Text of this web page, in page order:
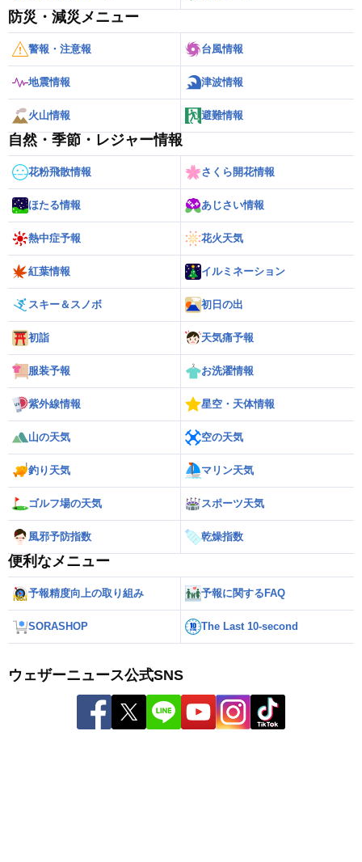
防災・減災メニュー
警報・注意報 台風情報
地震情報 津波情報
火山情報 避難情報
自然・季節・レジャー情報
花粉飛散情報 さくら開花情報
ほたる情報 あじさい情報
熱中症予報 花火天気
紅葉情報 イルミネーション
スキー＆スノボ 初日の出
初詣 天気痛予報
服装予報 お洗濯情報
紫外線情報 星空・天体情報
山の天気 空の天気
釣り天気 マリン天気
ゴルフ場の天気 スポーツ天気
風邪予防指数 乾燥指数
便利なメニュー
予報精度向上の取り組み 予報に関するFAQ
SORASHOP The Last 10-second
ウェザーニュース公式SNS